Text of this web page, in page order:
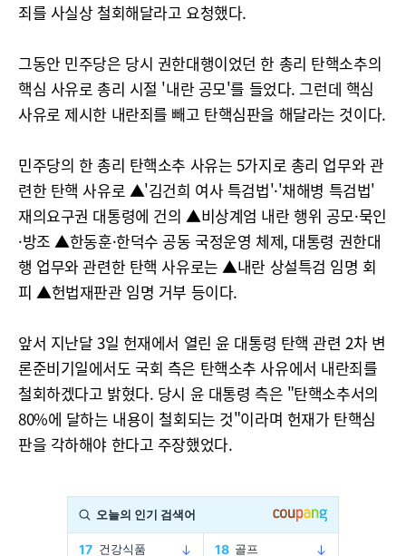
죄를 사실상 철회해달라고 요청했다.
그동안 민주당은 당시 권한대행이었던 한 총리 탄핵소추의
핵심 사유로 총리 시절 '내란 공모'를 들었다. 그런데 핵심
사유로 제시한 내란죄를 빼고 탄핵심판을 해달라는 것이다.
민주당의 한 총리 탄핵소추 사유는 5가지로 총리 업무와 관
련한 탄핵 사유로 ▲'김건희 여사 특검법'·'채해병 특검법'
재의요구권 대통령에 건의 ▲비상계엄 내란 행위 공모·묵인
·방조 ▲한동훈·한덕수 공동 국정운영 체제, 대통령 권한대
행 업무와 관련한 탄핵 사유로는 ▲내란 상설특검 임명 회
피 ▲헌법재판관 임명 거부 등이다.
앞서 지난달 3일 헌재에서 열린 윤 대통령 탄핵 관련 2차 변
론준비기일에서도 국회 측은 탄핵소추 사유에서 내란죄를
철회하겠다고 밝혔다. 당시 윤 대통령 측은 "탄핵소추서의
80%에 달하는 내용이 철회되는 것"이라며 헌재가 탄핵심
판을 각하해야 한다고 주장했었다.